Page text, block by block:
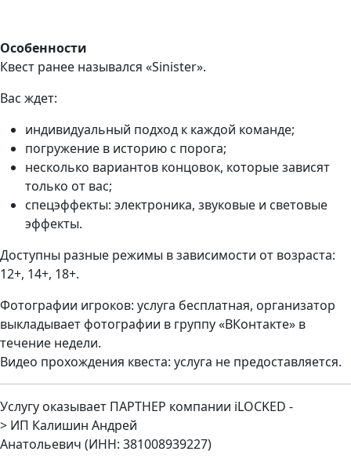
Особенности
Квест ранее назывался «Sinister».
Вас ждет:
индивидуальный подход к каждой команде;
погружение в историю с порога;
несколько вариантов концовок, которые зависят
только от вас;
спецэффекты: электроника, звуковые и световые
эффекты.
Доступны разные режимы в зависимости от возраста:
12+, 14+, 18+.
Фотографии игроков: услуга бесплатная, организатор
выкладывает фотографии в группу «ВКонтакте» в
течение недели.
Видео прохождения квеста: услуга не предоставляется.
Услугу оказывает ПАРТНЕР компании iLOCKED -
> ИП Калишин Андрей
Анатольевич (ИНН: 381008939227)